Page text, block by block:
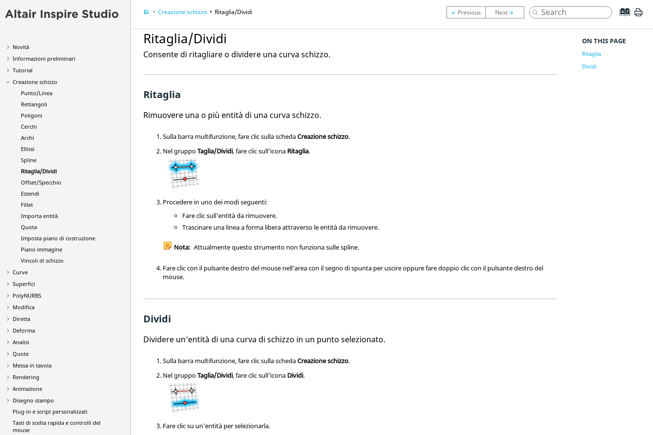
Novità
Informazioni preliminari
Tutorial
Creazione schizzo
Punto/Linea
Rettangoli
Poligoni
Cerchi
Archi
Ellissi
Spline
Ritaglia/Dividi
Offset/Specchio
Estendi
Fillet
Importa entità
Quota
Imposta piano di costruzione
Piano immagine
Vincoli di schizzo
Curve
Superfici
PolyNURBS
Modifica
Diretta
Deforma
Analisi
Quote
Messa in tavola
Rendering
Animazione
Disegno stampo
Plug-in e script personalizzati
Tasti di scelta rapida e controlli del
mouse
Creazione schizzo Ritaglia/Dividi
Ritaglia/Dividi
Consente di ritagliare o dividere una curva schizzo.
Ritaglia
Rimuovere una o più entità di una curva schizzo.
Sulla barra multifunzione, fare clic sulla schedaCreazione schizzo.
Nel gruppoTaglia/Dividi, fare clic sull'icona Ritaglia.
Procedere in uno dei modi seguenti:
Fare clic sull'entità da rimuovere.
Trascinare una linea a forma libera attraverso le entità da rimuovere.
Nota: Attualmente questo strumento non funziona sulle spline.
Fare clic con il pulsante destro del mouse nell'area con il segno di spunta per uscire oppure fare doppio clic con il pulsante destro del
mouse.
Dividi
Dividere un'entità di una curva di schizzo in un punto selezionato.
Sulla barra multifunzione, fare clic sulla schedaCreazione schizzo.
Nel gruppoTaglia/Dividi, fare clic sull'icona Dividi.
Fare clic su un'entità per selezionarla.
ON THIS PAGE
Ritaglia
Dividi